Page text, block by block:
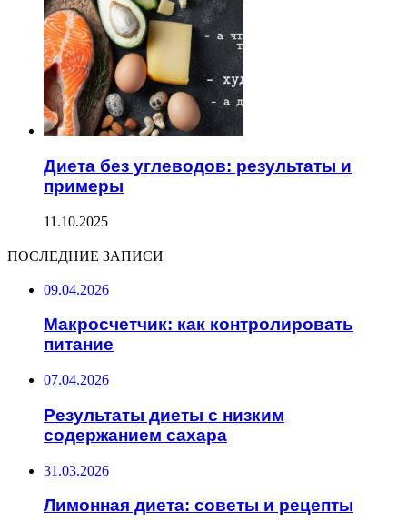
Диета без углеводов: результаты и
примеры
11.10.2025
ПОСЛЕДНИЕ ЗАПИСИ
09.04.2026
Макросчетчик: как контролировать
питание
07.04.2026
Результаты диеты с низким
содержанием сахара
31.03.2026
Лимонная диета: советы и рецепты